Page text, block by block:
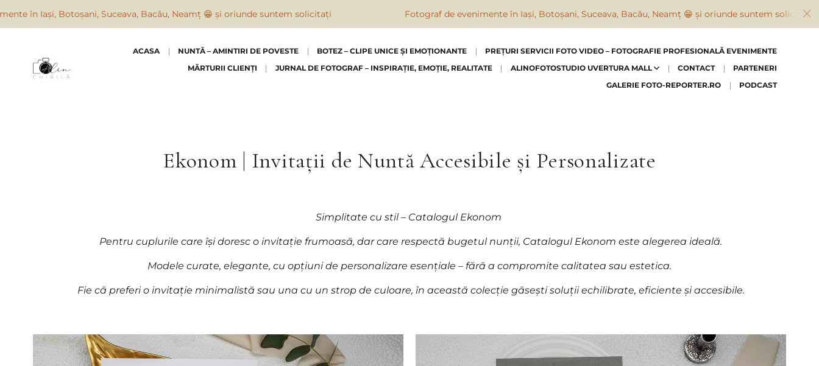
ACASA NUNTĂ – AMINTIRI DE POVESTE BOTEZ – CLIPE UNICE ȘI EMOȚIONANTE
PREȚURI SERVICII FOTO VIDEO – FOTOGRAFIE PROFESIONALĂ EVENIMENTE
MĂRTURII CLIENȚI
JURNAL DE FOTOGRAF – INSPIRAȚIE, EMOȚIE, REALITATE ALINOFOTOSTUDIO UVERTURA MALL CONTACT
PARTENERI
GALERIE FOTO-REPORTER.RO
PODCAST
Ekonom | Invitații de Nuntă Accesibile și Personalizate
Simplitate cu stil – Catalogul Ekonom
Pentru cuplurile care își doresc o invitație frumoasă, dar care respectă bugetul nunții, Catalogul Ekonom este alegerea ideală.
Modele curate, elegante, cu opțiuni de personalizare esențiale – fără a compromite calitatea sau estetica.
Fie că preferi o invitație minimalistă sau una cu un strop de culoare, în această colecție găsești soluții echilibrate, eficiente și accesibile.
Suceava, Bacău, Neamț 😁 și oriunde suntem solicitați Fotograf de evenimente în Iași, Botoșani, Suceava, Bacău, Neamț 😁 și oriunde suntem solicitați